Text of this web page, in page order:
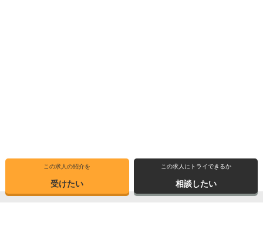
この求人の紹介を
受けたい
この求人にトライできるか
相談したい